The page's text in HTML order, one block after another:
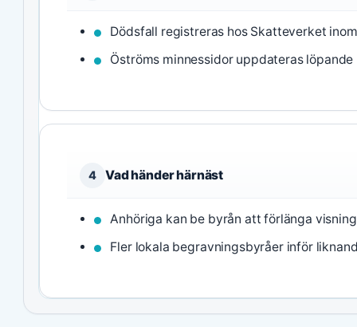
Dödsfall registreras hos Skatteverket
Öströms minnessidor uppdateras löpande
4 Vad händer härnäst
Anhöriga kan be byrån att förlänga
Fler lokala begravningsbyråer inför